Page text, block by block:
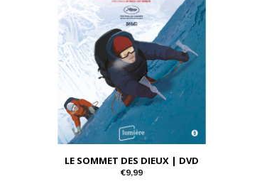
LE SOMMET DES DIEUX | DVD
€9,99